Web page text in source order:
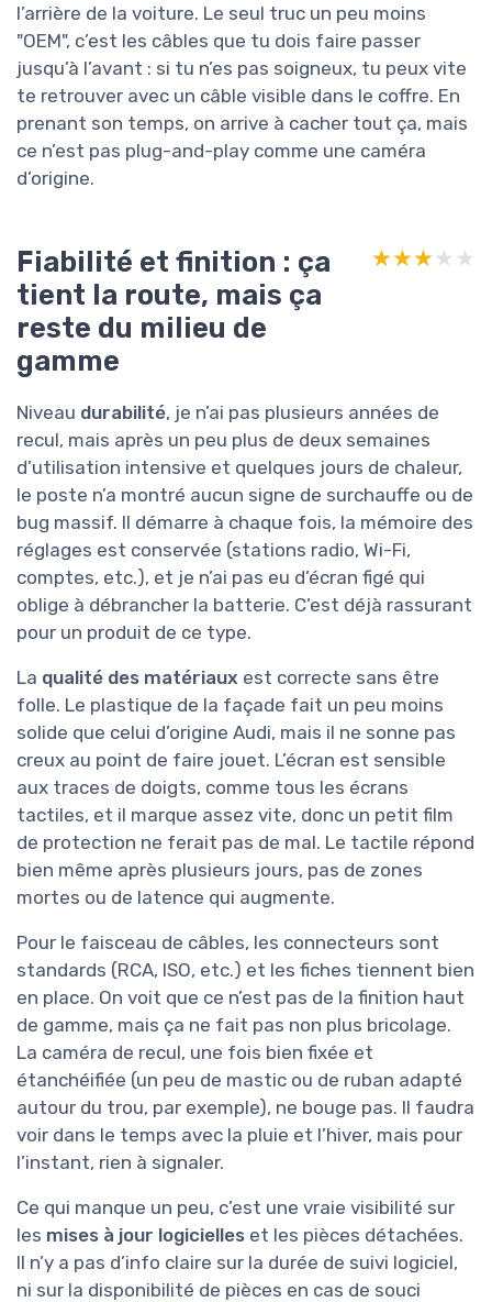
l’arrière de la voiture. Le seul truc un peu moins
"OEM", c’est les câbles que tu dois faire passer
jusqu’à l’avant : si tu n’es pas soigneux, tu peux vite
te retrouver avec un câble visible dans le coffre. En
prenant son temps, on arrive à cacher tout ça, mais
ce n’est pas plug-and-play comme une caméra
d’origine.
Fiabilité et finition : ça
tient la route, mais ça
reste du milieu de
gamme
★★★★★
★★★★★
Niveau durabilité, je n’ai pas plusieurs années de
recul, mais après un peu plus de deux semaines
d’utilisation intensive et quelques jours de chaleur,
le poste n’a montré aucun signe de surchauffe ou de
bug massif. Il démarre à chaque fois, la mémoire des
réglages est conservée (stations radio, Wi-Fi,
comptes, etc.), et je n’ai pas eu d’écran figé qui
oblige à débrancher la batterie. C’est déjà rassurant
pour un produit de ce type.
La qualité des matériaux est correcte sans être
folle. Le plastique de la façade fait un peu moins
solide que celui d’origine Audi, mais il ne sonne pas
creux au point de faire jouet. L’écran est sensible
aux traces de doigts, comme tous les écrans
tactiles, et il marque assez vite, donc un petit film
de protection ne ferait pas de mal. Le tactile répond
bien même après plusieurs jours, pas de zones
mortes ou de latence qui augmente.
Pour le faisceau de câbles, les connecteurs sont
standards (RCA, ISO, etc.) et les fiches tiennent bien
en place. On voit que ce n’est pas de la finition haut
de gamme, mais ça ne fait pas non plus bricolage.
La caméra de recul, une fois bien fixée et
étanchéifiée (un peu de mastic ou de ruban adapté
autour du trou, par exemple), ne bouge pas. Il faudra
voir dans le temps avec la pluie et l’hiver, mais pour
l’instant, rien à signaler.
Ce qui manque un peu, c’est une vraie visibilité sur
les mises à jour logicielles et les pièces détachées.
Il n’y a pas d’info claire sur la durée de suivi logiciel,
ni sur la disponibilité de pièces en cas de souci